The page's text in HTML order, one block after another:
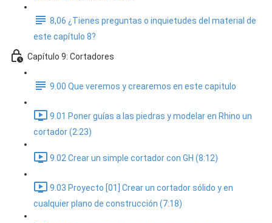
8,06 ¿Tienes preguntas o inquietudes del material de
este capítulo 8?
Capítulo 9: Cortadores
9.00 Que veremos y crearemos en este capitulo
9.01 Poner guías a las piedras y modelar en Rhino un
cortador (2:23)
9.02 Crear un simple cortador con GH (8:12)
9.03 Proyecto [01] Crear un cortador sólido y en
cualquier plano de construcción (7:18)